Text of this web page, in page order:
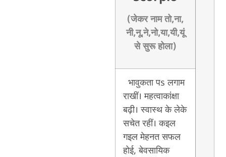
(जेकर नाम तो,ना,
नी,नू,ने,नो,या,यी,यूं
से सुरू होला)
भावुकता पs लगाम
राखीं। महत्वाकांक्षा
बढ़ी। स्वास्थ के लेके
सचेत रहीं। कइल
गइल मेहनत सफल
होई, बेवसायिक